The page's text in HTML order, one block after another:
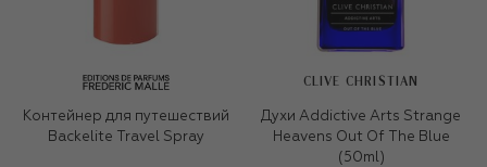
Контейнер для путешествий
Backelite Travel Spray
CLIVE CHRISTIAN
Духи Addictive Arts Strange
Heavens Out Of The Blue
(50ml)